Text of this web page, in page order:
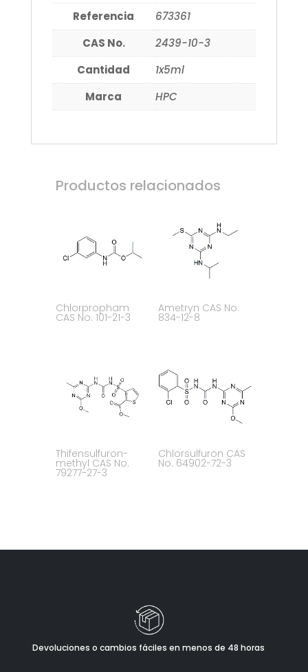
Referencia
673361
CAS No.
2439-10-3
Cantidad
1x5ml
Marca
HPC
Productos relacionados
Chlorpropham
CAS No. 101-21-3
Ametryn CAS No.
834-12-8
Thifensulfuron-
methyl CAS No.
79277-27-3
Chlorsulfuron CAS
No. 64902-72-3
Devoluciones o cambios fáciles en menos de 48 horas